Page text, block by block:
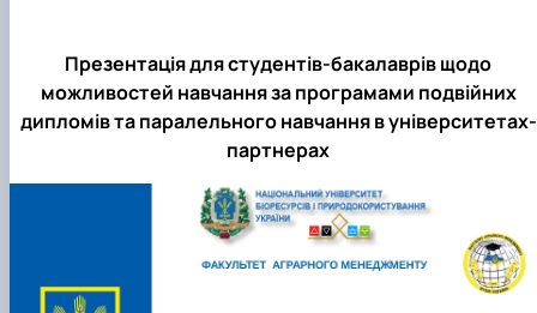
Презентація для студентів-бакалаврів щодо
можливостей навчання за програмами подвійних
дипломів та паралельного навчання в університетах-
партнерах